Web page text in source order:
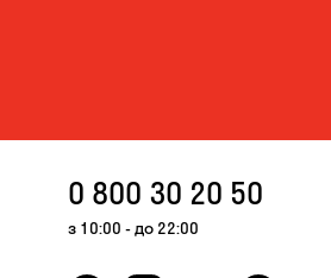
0 800 30 20 50
з 10:00 - до 22:00